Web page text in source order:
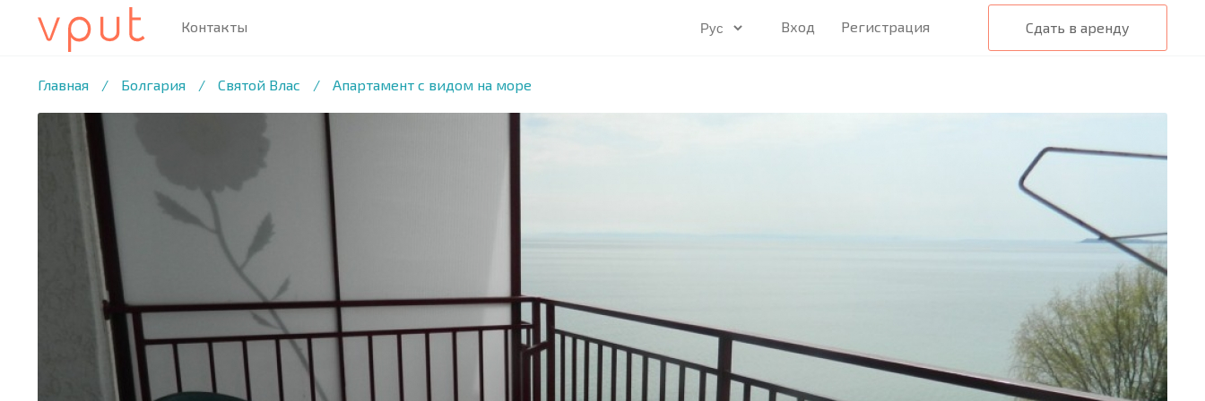
Сдать в аренду
Вход Регистрация
Контакты
Главная / Болгария / Святой Влас / Апартамент с видом на море
1 /18 ФОТО